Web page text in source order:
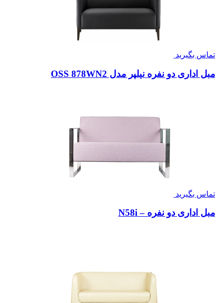
تماس بگیرید
مبل اداری دو نفره نیلپر مدل OSS 878WN2
تماس بگیرید
مبل اداری دو نفره – N58i